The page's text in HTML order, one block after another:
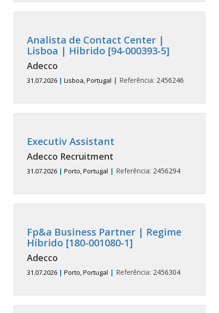
Analista de Contact Center |
Lisboa | Hibrido [94-000393-5]
Adecco
31.07.2026 | Lisboa, Portugal | Referência: 2456246
Executiv Assistant
Adecco Recruitment
31.07.2026 | Porto, Portugal | Referência: 2456294
Fp&a Business Partner | Regime
Híbrido [180-001080-1]
Adecco
31.07.2026 | Porto, Portugal | Referência: 2456304